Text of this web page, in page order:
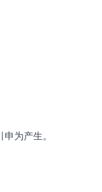
为产生。